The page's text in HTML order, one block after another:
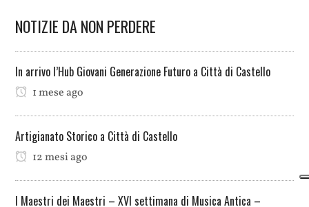
NOTIZIE DA NON PERDERE
In arrivo l’Hub Giovani Generazione Futuro a Città di Castello
1 mese ago
Artigianato Storico a Città di Castello
12 mesi ago
I Maestri dei Maestri – XVI settimana di Musica Antica –